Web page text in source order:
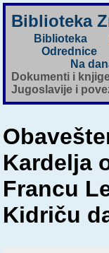
Biblioteka
Biblioteka
Odrednice
Na
Dokumenti i
Jugoslavije i
Kardelja
Francu
Kidriču